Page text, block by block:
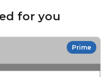
for you
Prime